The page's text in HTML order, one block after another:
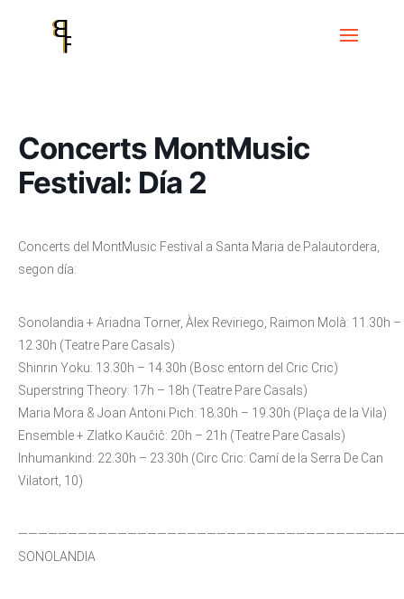
Events
Concerts MontMusic Festival: Día
Concerts MontMusic
Festival: Día 2
Concerts del MontMusic Festival a Santa Maria de Palautordera,
segon día:
Sonolandia + Ariadna Torner, Àlex Reviriego, Raimon Molà: 11.30h –
12.30h (Teatre Pare Casals)
Shinrin Yoku: 13.30h – 14.30h (Bosc entorn del Cric Cric)
Superstring Theory: 17h – 18h (Teatre Pare Casals)
Maria Mora & Joan Antoni Pich: 18.30h – 19.30h (Plaça de la Vila)
Ensemble + Zlatko Kaučič: 20h – 21h (Teatre Pare Casals)
Inhumankind: 22.30h – 23.30h (Circ Cric: Camí de la Serra De Can
Vilatort, 10)
———————————————————————————————————————
SONOLANDIA